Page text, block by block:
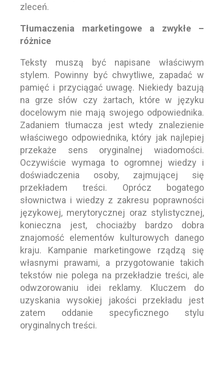
zleceń.
Tłumaczenia marketingowe a zwykłe –
różnice
Teksty muszą być napisane właściwym
stylem. Powinny być chwytliwe, zapadać w
pamięć i przyciągać uwagę. Niekiedy bazują
na grze słów czy żartach, które w języku
docelowym nie mają swojego odpowiednika.
Zadaniem tłumacza jest wtedy znalezienie
właściwego odpowiednika, który jak najlepiej
przekaże sens oryginalnej wiadomości.
Oczywiście wymaga to ogromnej wiedzy i
doświadczenia osoby, zajmującej się
przekładem treści. Oprócz bogatego
słownictwa i wiedzy z zakresu poprawności
językowej, merytorycznej oraz stylistycznej,
konieczna jest, chociażby bardzo dobra
znajomość elementów kulturowych danego
kraju. Kampanie marketingowe rządzą się
własnymi prawami, a przygotowanie takich
tekstów nie polega na przekładzie treści, ale
odwzorowaniu idei reklamy. Kluczem do
uzyskania wysokiej jakości przekładu jest
zatem oddanie specyficznego stylu
oryginalnych treści.